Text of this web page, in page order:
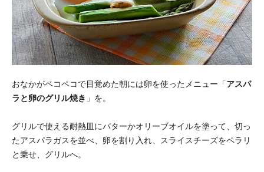
おなかがペコペコで目覚めた朝には卵を使ったメニュー「アスパ
ラと卵のグリル焼き 」を。
グリルで使える耐熱皿にバターかオリーブオイルを塗って、切っ
たアスパラガスを並べ、卵を割り入れ、スライスチーズをペラリ
と乗せ、グリルへ。